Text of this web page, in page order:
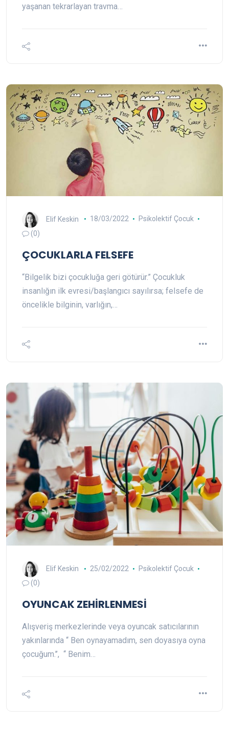
yaşanan tekrarlayan travma…
Elif Keskin 18/03/2022
Psikolektif Çocuk
(0)
ÇOCUKLARLA FELSEFE
“Bilgelik bizi çocukluğa geri götürür.” Çocukluk
insanlığın ilk evresi/başlangıcı sayılırsa; felsefe de
öncelikle bilginin, varlığın,…
Elif Keskin 25/02/2022
Psikolektif Çocuk
(0)
OYUNCAK ZEHİRLENMESİ
Alışveriş merkezlerinde veya oyuncak satıcılarının
yakınlarında ‘‘ Ben oynayamadım, sen doyasıya oyna
çocuğum.’’, ‘‘ Benim…